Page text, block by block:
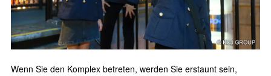
Wenn Sie den Komplex betreten, werden Sie erstaunt sein,